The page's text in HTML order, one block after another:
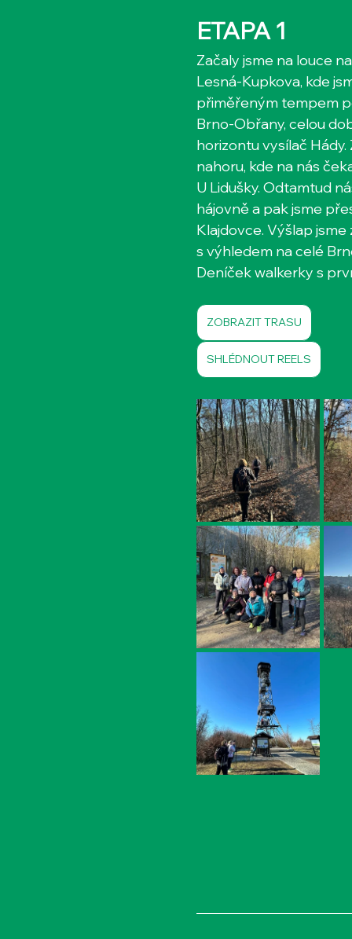
ETAPA 1
Začaly jsme na louce
Lesná-Kupkova, kde
přiměřeným tempem
Brno-Obřany, celou
horizontu vysílač
nahoru, kde na nás
U Lidušky. Odtamtud
hájovně a pak jsme
Klajdovce. Výšlap
s výhledem na celé
Deníček walkerky s
ZOBRAZIT TRASU
SHLÉDNOUT REELS